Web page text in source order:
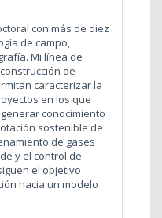
con más de diez
de campo,
Mi línea de
de
caracterizar la
en los que
conocimiento
sostenible de
de gases
y el control de
el objetivo
hacia un modelo